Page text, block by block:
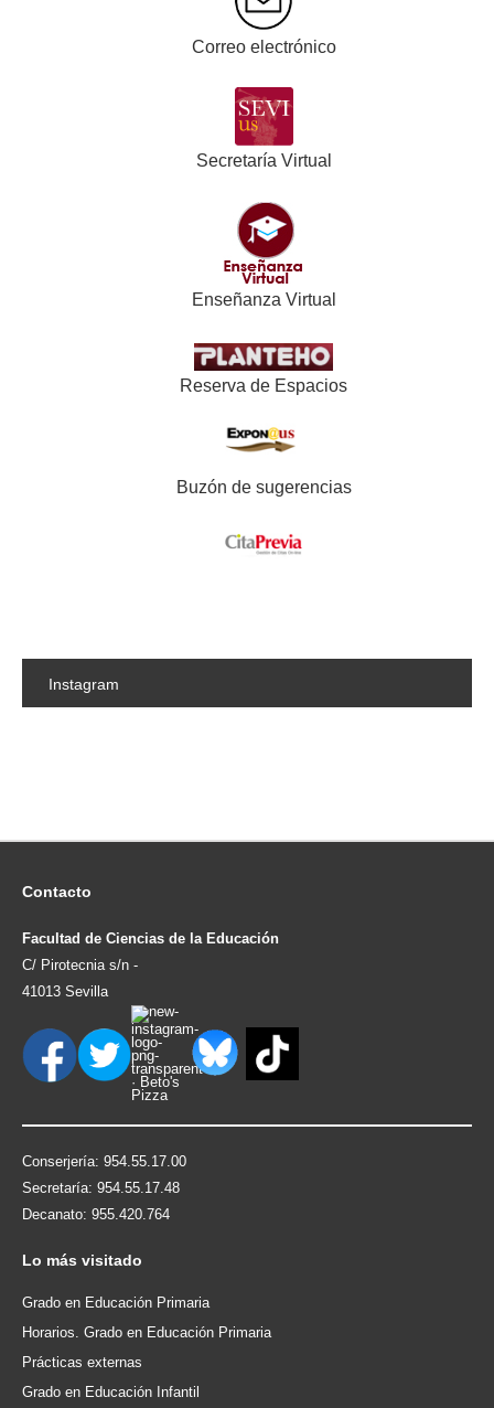
Correo electrónico
Secretaría Virtual
Enseñanza Virtual
Reserva de Espacios
Buzón de sugerencias
Instagram
Contacto
Facultad de Ciencias de la Educación
C/ Pirotecnia s/n -
41013 Sevilla
Conserjería: 954.55.17.00
Secretaría: 954.55.17.48
Decanato: 955.420.764
Lo más visitado
Grado en Educación Primaria
Horarios. Grado en Educación Primaria
Prácticas externas
Grado en Educación Infantil